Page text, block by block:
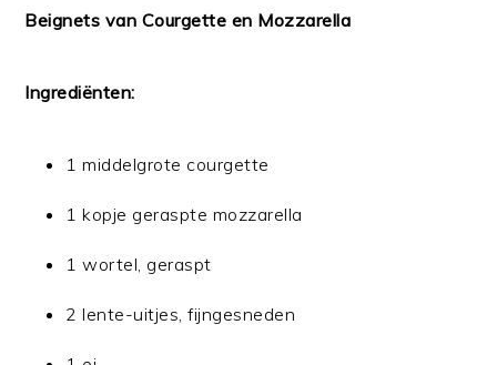
Beignets van Courgette en Mozzarella
Ingrediënten:
1 middelgrote courgette
1 kopje geraspte mozzarella
1 wortel, geraspt
2 lente-uitjes, fijngesneden